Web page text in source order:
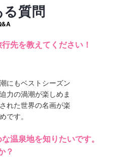
質問
先を教えてください！
にもベストシーズン
力の渦潮が楽しめま
れた世界の名画が楽
です。
温泉地を知りたいです。
？